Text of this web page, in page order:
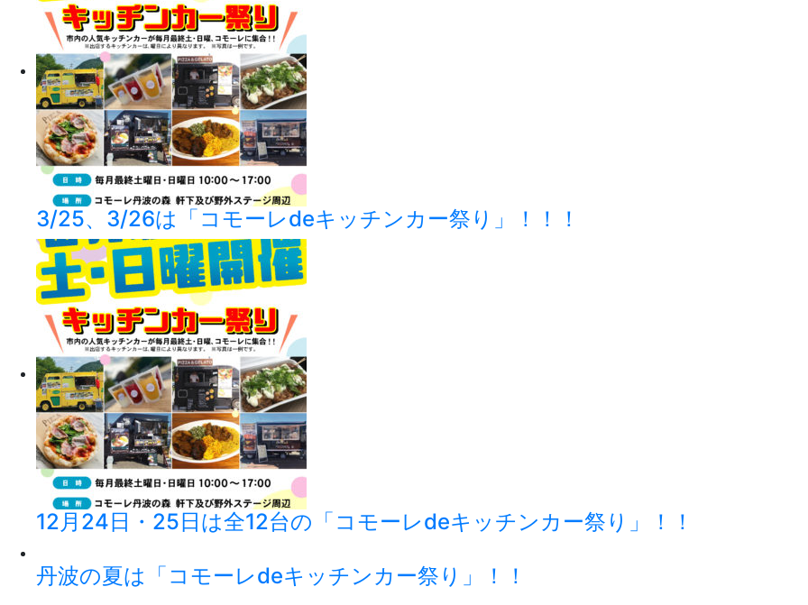
3/25、3/26は「コモーレdeキッチンカー祭り」！！！
12月24日・25日は全12台の「コモーレdeキッチンカー祭り」！！
丹波の夏は「コモーレdeキッチンカー祭り」！！